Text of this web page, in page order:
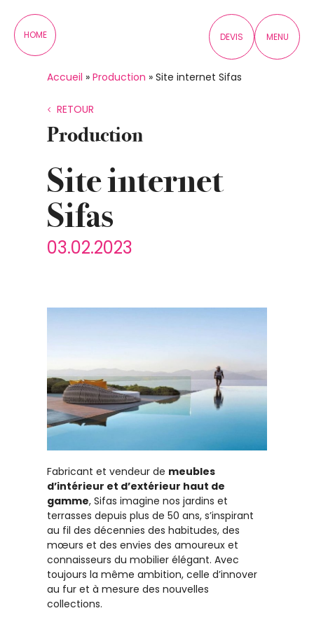
HOME DEVIS MENU
Accueil »Production »Site internet Sifas
RETOUR
Production
Site internet
Sifas
03.02.2023
Fabricant et vendeur de meubles
d’intérieur et d’extérieur haut de
gamme, Sifas imagine nos jardins et
terrasses depuis plus de 50 ans, s’inspirant
au fil des décennies des habitudes, des
mœurs et des envies des amoureux et
connaisseurs du mobilier élégant. Avec
toujours la même ambition, celle d’innover
au fur et à mesure des nouvelles
collections.